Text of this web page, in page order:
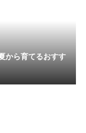
から育てるおすす